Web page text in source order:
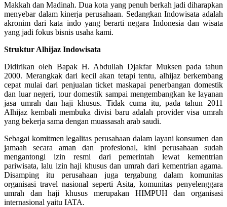
Makkah dan Madinah. Dua kota yang penuh berkah jadi diharapkan
menyebar dalam kinerja perusahaan. Sedangkan Indowisata adalah
akronim dari kata indo yang berarti negara Indonesia dan wisata
yang jadi fokus bisnis usaha kami.
Struktur Alhijaz Indowisata
Didirikan oleh Bapak H. Abdullah Djakfar Muksen pada tahun
2000. Merangkak dari kecil akan tetapi tentu, alhijaz berkembang
cepat mulai dari penjualan ticket maskapai penerbangan domestik
dan luar negeri, tour domestik sampai mengembangkan ke layanan
jasa umrah dan haji khusus. Tidak cuma itu, pada tahun 2011
Alhijaz kembali membuka divisi baru adalah provider visa umrah
yang bekerja sama dengan muassasah arab saudi.
Sebagai komitmen legalitas perusahaan dalam layani konsumen dan
jamaah secara aman dan profesional, kini perusahaan sudah
mengantongi izin resmi dari pemerintah lewat kementrian
pariwisata, lalu izin haji khusus dan umrah dari kementrian agama.
Disamping itu perusahaan juga tergabung dalam komunitas
organisasi travel nasional seperti Asita, komunitas penyelenggara
umrah dan haji khusus merupakan HIMPUH dan organisasi
internasional yaitu IATA.